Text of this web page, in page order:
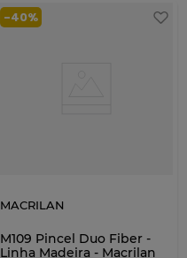
-40%
MACRILAN
M109 Pincel Duo Fiber -
Linha Madeira - Macrilan